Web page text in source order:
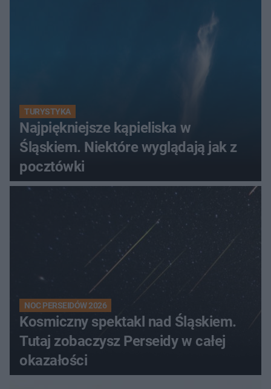
TURYSTYKA
Najpiękniejsze kąpieliska w
Śląskiem. Niektóre wyglądają jak z
pocztówki
NOC PERSEIDÓW 2026
Kosmiczny spektakl nad Śląskiem.
Tutaj zobaczysz Perseidy w całej
okazałości